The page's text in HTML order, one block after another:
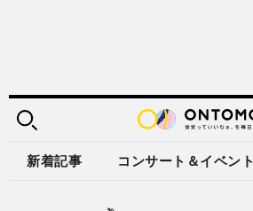
新着記事 コンサート＆イベント